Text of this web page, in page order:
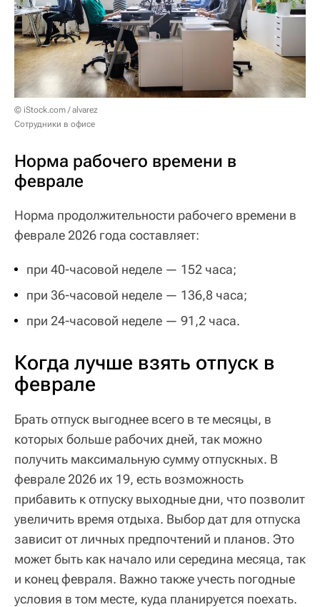
© iStock.com / alvarez
Сотрудники в офисе
Норма рабочего времени в
феврале
Норма продолжительности рабочего времени в
феврале 2026 года составляет:
при 40-часовой неделе — 152 часа;
при 36-часовой неделе — 136,8 часа;
при 24-часовой неделе — 91,2 часа.
Когда лучше взять отпуск в
феврале
Брать отпуск выгоднее всего в те месяцы, в
которых больше рабочих дней, так можно
получить максимальную сумму отпускных. В
феврале 2026 их 19, есть возможность
прибавить к отпуску выходные дни, что позволит
увеличить время отдыха. Выбор дат для отпуска
зависит от личных предпочтений и планов. Это
может быть как начало или середина месяца, так
и конец февраля. Важно также учесть погодные
условия в том месте, куда планируется поехать.